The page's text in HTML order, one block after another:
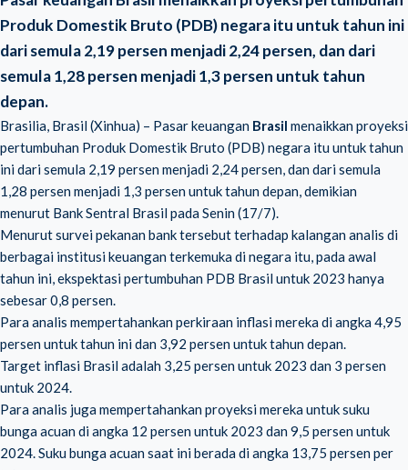
Produk Domestik Bruto (PDB) negara itu untuk tahun ini
dari semula 2,19 persen menjadi 2,24 persen, dan dari
semula 1,28 persen menjadi 1,3 persen untuk tahun
depan.
Brasilia, Brasil (Xinhua) – Pasar keuangan Brasil menaikkan proyeksi
pertumbuhan Produk Domestik Bruto (PDB) negara itu untuk tahun
ini dari semula 2,19 persen menjadi 2,24 persen, dan dari semula
1,28 persen menjadi 1,3 persen untuk tahun depan, demikian
menurut Bank Sentral Brasil pada Senin (17/7).
Menurut survei pekanan bank tersebut terhadap kalangan analis di
berbagai institusi keuangan terkemuka di negara itu, pada awal
tahun ini, ekspektasi pertumbuhan PDB Brasil untuk 2023 hanya
sebesar 0,8 persen.
Para analis mempertahankan perkiraan inflasi mereka di angka 4,95
persen untuk tahun ini dan 3,92 persen untuk tahun depan.
Target inflasi Brasil adalah 3,25 persen untuk 2023 dan 3 persen
untuk 2024.
Para analis juga mempertahankan proyeksi mereka untuk suku
bunga acuan di angka 12 persen untuk 2023 dan 9,5 persen untuk
2024. Suku bunga acuan saat ini berada di angka 13,75 persen per